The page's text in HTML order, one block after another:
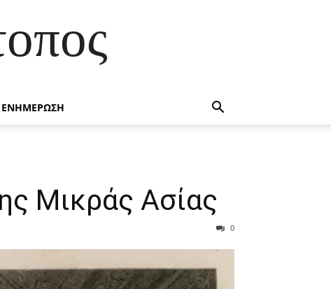
ΕΝΗΜΕΡΩΣΗ
Μικράς Ασίας
0